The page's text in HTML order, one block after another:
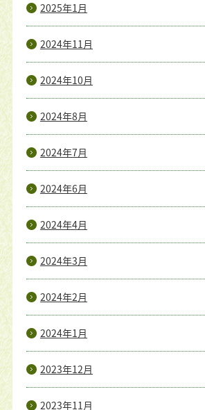
2025年1月
2024年11月
2024年10月
2024年8月
2024年7月
2024年6月
2024年4月
2024年3月
2024年2月
2024年1月
2023年12月
2023年11月